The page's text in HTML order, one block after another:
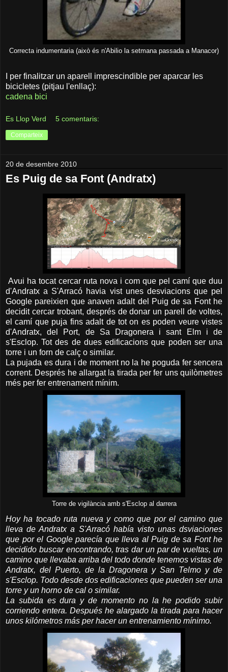
Correcta indumentaria (això és n'Abilio la setmana passada a Manacor)
I per finalitzar un aparell imprescindible per aparcar les
bicicletes (pitjau l'enllaç):
cadena bici
Es Llop Verd 5 comentaris:
Comparteix
20 de desembre 2010
Es Puig de sa Font (Andratx)
Avui ha tocat cercar ruta nova i com que pel camí que duu
d'Andratx a S'Arracó havia vist unes desviacions que pel
Google pareixien que anaven adalt del Puig de sa Font he
decidit cercar trobant, després de donar un parell de voltes,
el camí que puja fins adalt de tot on es poden veure vistes
d'Andratx, del Port, de Sa Dragonera i sant Elm i de
s'Esclop. Tot des de dues edificacions que poden ser una
torre i un forn de calç o similar.
La pujada es dura i de moment no la he poguda fer sencera
corrent. Després he allargat la tirada per fer uns quilòmetres
més per fer entrenament mínim.
Torre de vigilància amb s'Esclop al darrera
Hoy ha tocado ruta nueva y como que por el camino que
lleva de Andratx a S'Arracó había visto unas dsviaciones
que por el Google parecía que lleva al Puig de sa Font he
decidido buscar encontrando, tras dar un par de vueltas, un
camino que llevaba arriba del todo donde tenemos vistas de
Andratx, del Puerto, de la Dragonera y San Telmo y de
s'Esclop. Todo desde dos edificaciones que pueden ser una
torre y un horno de cal o similar.
La subida es dura y de momento no la he podido subir
corriendo entera. Después he alargado la tirada para hacer
unos kilómetros más per hacer un entrenamiento mínimo.